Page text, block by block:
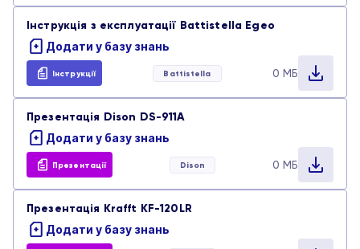
Промислові швейні машини
Розкрійне обладнання
Стьобальне обладнання
Презентації
Тести
Інструкція з експлуатації Battistella Egeo
Додати у базу знань
Інструкції Battistella 0 МБ
Презентація Dison DS-911A
Додати у базу знань
Презентації Dison 0 МБ
Презентація Krafft KF-120LR
Додати у базу знань